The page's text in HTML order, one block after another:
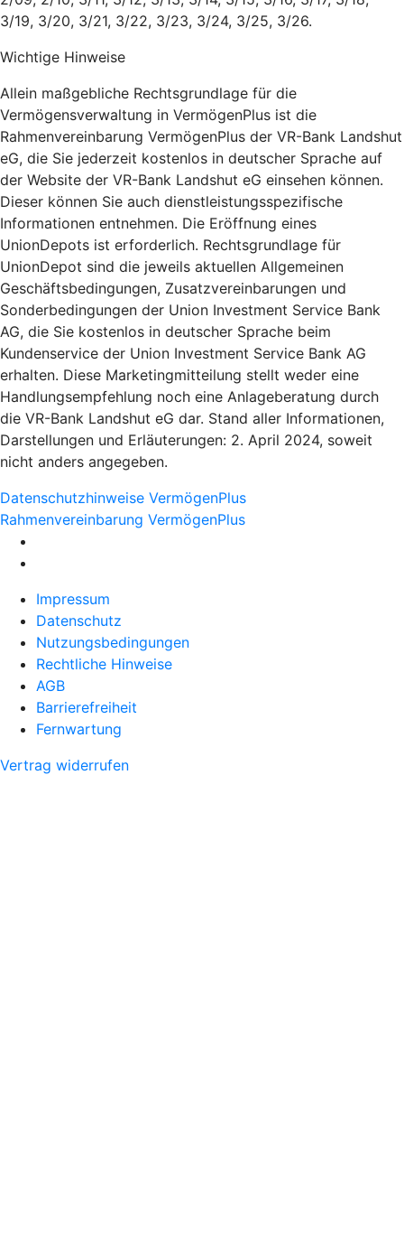
3/19, 3/20, 3/21, 3/22, 3/23, 3/24, 3/25, 3/26.
Wichtige Hinweise
Allein maßgebliche Rechtsgrundlage für die
Vermögensverwaltung in VermögenPlus ist die
Rahmenvereinbarung VermögenPlus der VR-Bank Landshut
eG, die Sie jederzeit kostenlos in deutscher Sprache auf
der Website der VR-Bank Landshut eG einsehen können.
Dieser können Sie auch dienstleistungsspezifische
Informationen entnehmen. Die Eröffnung eines
UnionDepots ist erforderlich. Rechtsgrundlage für
UnionDepot sind die jeweils aktuellen Allgemeinen
Geschäftsbedingungen, Zusatzvereinbarungen und
Sonderbedingungen der Union Investment Service Bank
AG, die Sie kostenlos in deutscher Sprache beim
Kundenservice der Union Investment Service Bank AG
erhalten. Diese Marketingmitteilung stellt weder eine
Handlungsempfehlung noch eine Anlageberatung durch
die VR-Bank Landshut eG dar. Stand aller Informationen,
Darstellungen und Erläuterungen: 2. April 2024, soweit
nicht anders angegeben.
Datenschutzhinweise VermögenPlus
Rahmenvereinbarung VermögenPlus
Impressum
Datenschutz
Nutzungsbedingungen
Rechtliche Hinweise
AGB
Barrierefreiheit
Fernwartung
Vertrag widerrufen